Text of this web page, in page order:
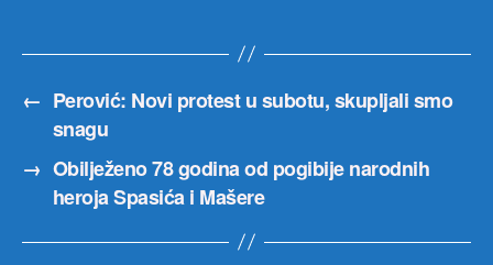
← Perović: Novi protest u subotu, skupljali smo
snagu
→ Obilježeno 78 godina od pogibije narodnih
heroja Spasića i Mašere